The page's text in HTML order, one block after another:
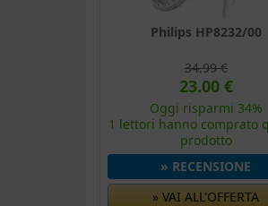
Philips HP8232/00
34.99 €
23.00 €
Oggi risparmi 34%
1 lettori hanno comprato
prodotto
» RECENSIONE
» VAI ALL'OFFERTA